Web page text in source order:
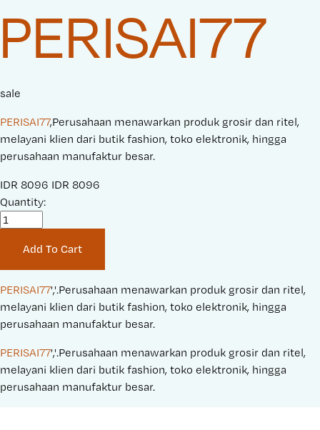
PERISAI77
sale
PERISAI77,Perusahaan menawarkan produk grosir dan ritel,
melayani klien dari butik fashion, toko elektronik, hingga
perusahaan manufaktur besar.
S
a
r
i
c
e
IDR 8096 O
i
n
a
l
P
i
c
e
IDR 8096
Quantity:
Add To Cart
PERISAI77','.Perusahaan menawarkan produk grosir dan ritel,
melayani klien dari butik fashion, toko elektronik, hingga
perusahaan manufaktur besar.
PERISAI77','.Perusahaan menawarkan produk grosir dan ritel,
melayani klien dari butik fashion, toko elektronik, hingga
perusahaan manufaktur besar.